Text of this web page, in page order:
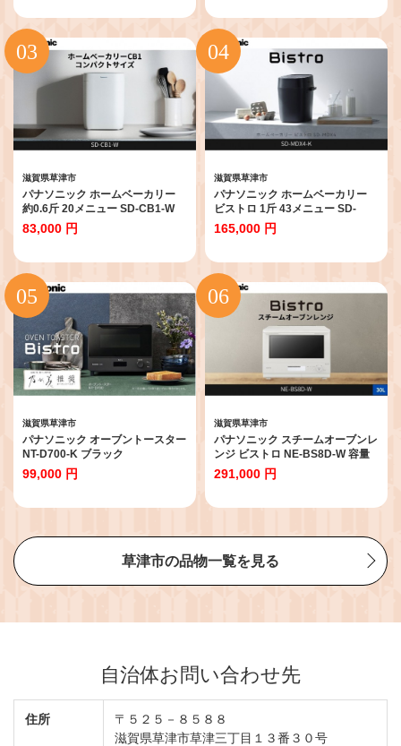
滋賀県草津市
パナソニック ホームベーカリー
約0.6斤 20メニュー SD-CB1-W
ホワイト
83,000 円
滋賀県草津市
パナソニック ホームベーカリー
ビストロ 1斤 43メニュー SD-
MDX4-K ブラック
165,000 円
滋賀県草津市
パナソニック オーブントースター
NT-D700-K ブラック
99,000 円
滋賀県草津市
パナソニック スチームオーブンレ
ンジ ビストロ NE-BS8D-W 容量
30L オフホワイト
291,000 円
草津市の品物一覧を見る
自治体お問い合わせ先
住所
〒５２５－８５８８
滋賀県草津市草津三丁目１３番３０号